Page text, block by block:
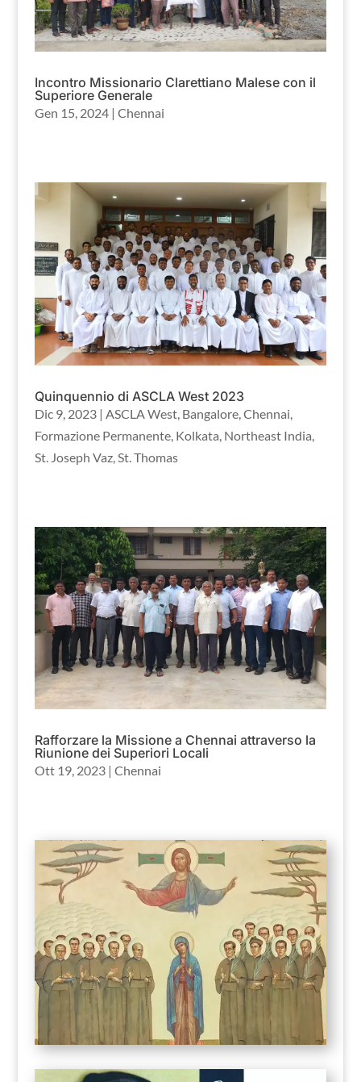
Incontro Missionario Clarettiano Malese con il
Superiore Generale
Gen 15, 2024| Chennai
Quinquennio di ASCLA West 2023
Dic 9, 2023| ASCLA West, Bangalore, Chennai
Formazione Permanente, Kolkata Northeast India
St. Joseph Vaz, St. Thomas
Rafforzare la Missione a Chennai attraverso la
Riunione dei Superiori Locali
Ott 19, 2023| Chennai